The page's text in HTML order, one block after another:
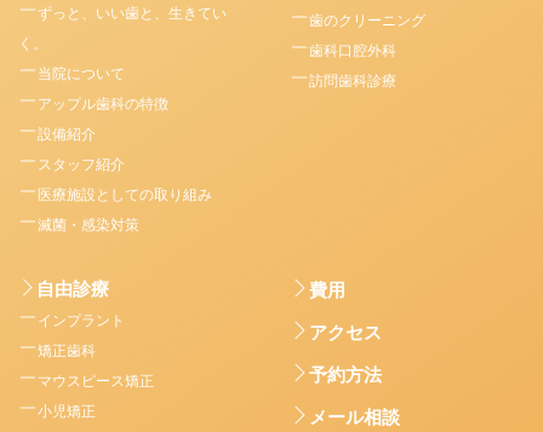
ずっと、いい歯と、生きてい
く。
当院について
アップル歯科の特徴
設備紹介
スタッフ紹介
医療施設としての取り組み
滅菌・感染対策
歯のクリーニング
歯科口腔外科
訪問歯科診療
自由診療
インプラント
矯正歯科
マウスピース矯正
小児矯正
費用
アクセス
予約方法
メール相談